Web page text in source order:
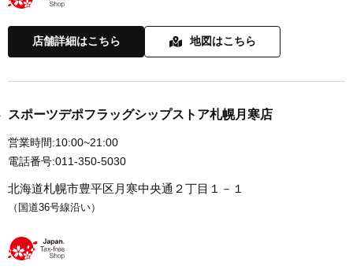
店舗詳細はこちら 地図はこちら
スポーツデポフラッグシップストア札幌月寒店
営業時間:10:00~21:00
電話番号:011-350-5030
北海道札幌市豊平区月寒中央通２丁目１－１
（国道36号線沿い）